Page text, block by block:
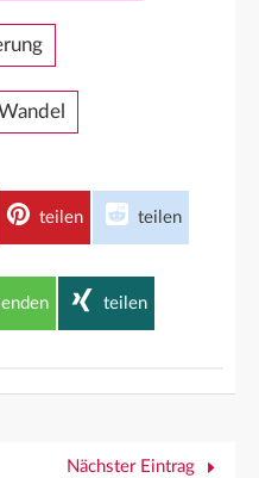
teilen teilen
teilen
Nächster Eintrag